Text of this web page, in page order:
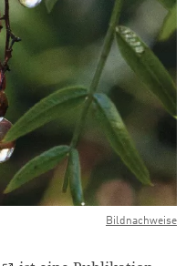
Bildnachweise